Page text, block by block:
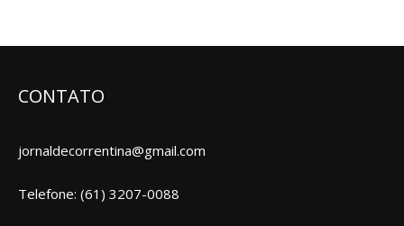
CONTATO
jornaldecorrentina@gmail.com
Telefone: (61) 3207-0088